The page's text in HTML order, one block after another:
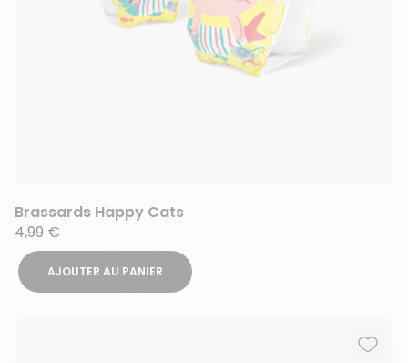
Brassards Happy Cats
4,99 €
AJOUTER AU PANIER